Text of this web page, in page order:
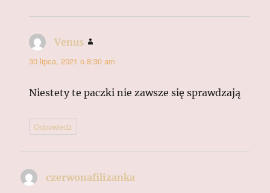
Venus
30 lipca, 2021 o 8:30 am
Niestety te paczki nie zawsze się sprawdzają
Odpowiedz
czerwonafilizanka